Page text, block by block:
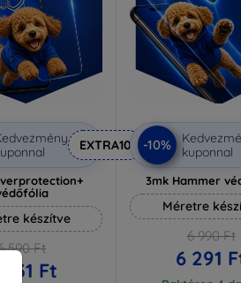
EXTRA10
készítve
590 Ft
931 Ft
-10%
kuponnal
3mk Hammer
Méretre
6 990 Ft
6 291